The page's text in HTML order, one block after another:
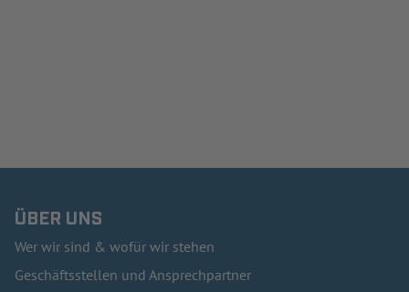
ÜBER UNS
Wer wir sind & wofür wir stehen
Geschäftsstellen und Ansprechpartner